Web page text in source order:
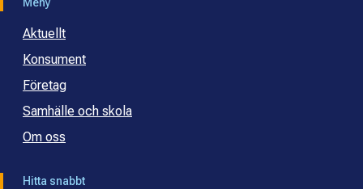
Meny
Aktuellt
Konsument
Företag
Samhälle och skola
Om oss
Hitta snabbt